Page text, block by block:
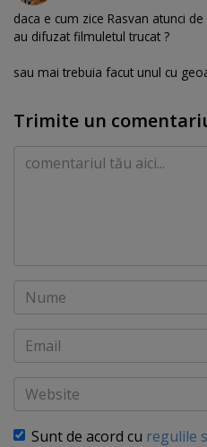
daca e cum zice Rasvan atunci
au difuzat filmuletul trucat ?
sau mai trebuia facut unul cu
Trimite un
Comentariu
Nume
Email
Website
Sunt de acord cu regulile